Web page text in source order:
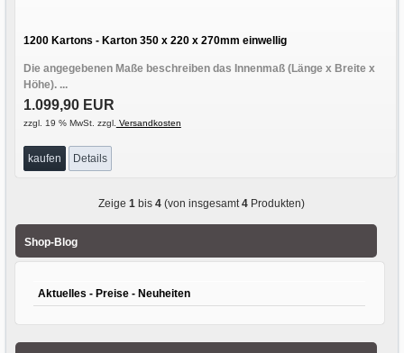
1200 Kartons - Karton 350 x 220 x 270mm einwellig
Die angegebenen Maße beschreiben das Innenmaß (Länge x Breite x
Höhe). ...
1.099,90 EUR
zzgl. 19 % MwSt. zzgl. Versandkosten
kaufen Details
Zeige1 bis4 (von insgesamt4 Produkten)
Shop-Blog
Aktuelles - Preise - Neuheiten